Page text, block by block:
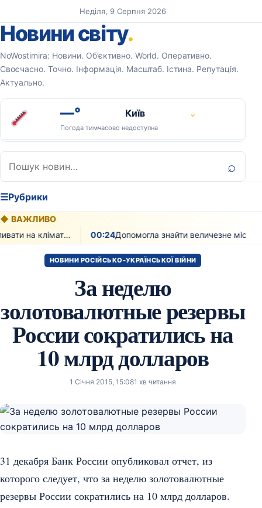
Перейти до вмістуНеділя, 9 Серпня 2026
Новини світу.
NoWostimira: Новини. Об’єктивно. World. Оперативно.
Своєчасно. Точно. Інформація. Масштаб. Істина. Репутація.
Актуально.
—° Київ ⌄
Погода тимчасово недоступна
⌕
☰Рубрики
◆ ВАЖЛИВО
Як рослинність може впливати на клімат екзопланет доводять вчені
00:24
НОВИНИ РОСІЙСЬКО-УКРАЇНСЬКОЇ ВІЙНИ
За неделю
золотовалютные резервы
России сократились на
10 млрд долларов
1 Січня 2015, 15:081 хв читання
31 декабря Банк России опубликовал отчет, из
которого следует, что за неделю золотовалютные
резервы России сократились на 10 млрд долларов.